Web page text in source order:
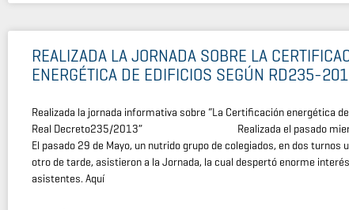
REALIZADA LA JORNADA SOBRE LA
ENERGÉTICA DE EDIFICIOS SEGÚN RD235-
Realizada la jornada informativa sobre “La Certificación energética
Real Decreto235/2013” Realizada el pasado
El pasado 29 de Mayo, un nutrido grupo de colegiados, en dos turnos
otro de tarde, asistieron a la Jornada, la cual despertó enorme
asistentes. Aquí